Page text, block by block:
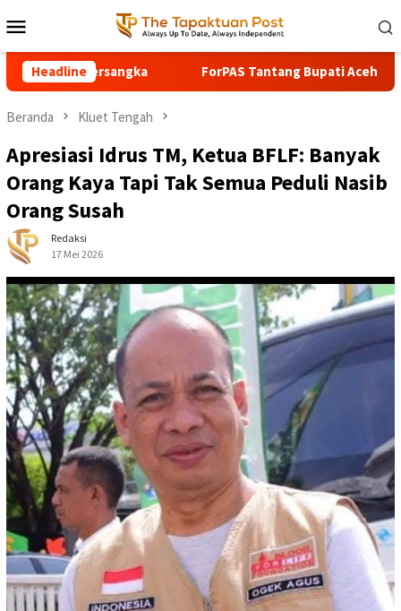
ke
kontenMobile
Headline ForPAS Tantang Bupati Aceh Selatan:
Beranda Kluet Tengah
Apresiasi Idrus TM, Ketua BFLF: Banyak
Orang Kaya Tapi Tak Semua Peduli Nasib
Orang Susah
Redaksi
17 Mei 2026